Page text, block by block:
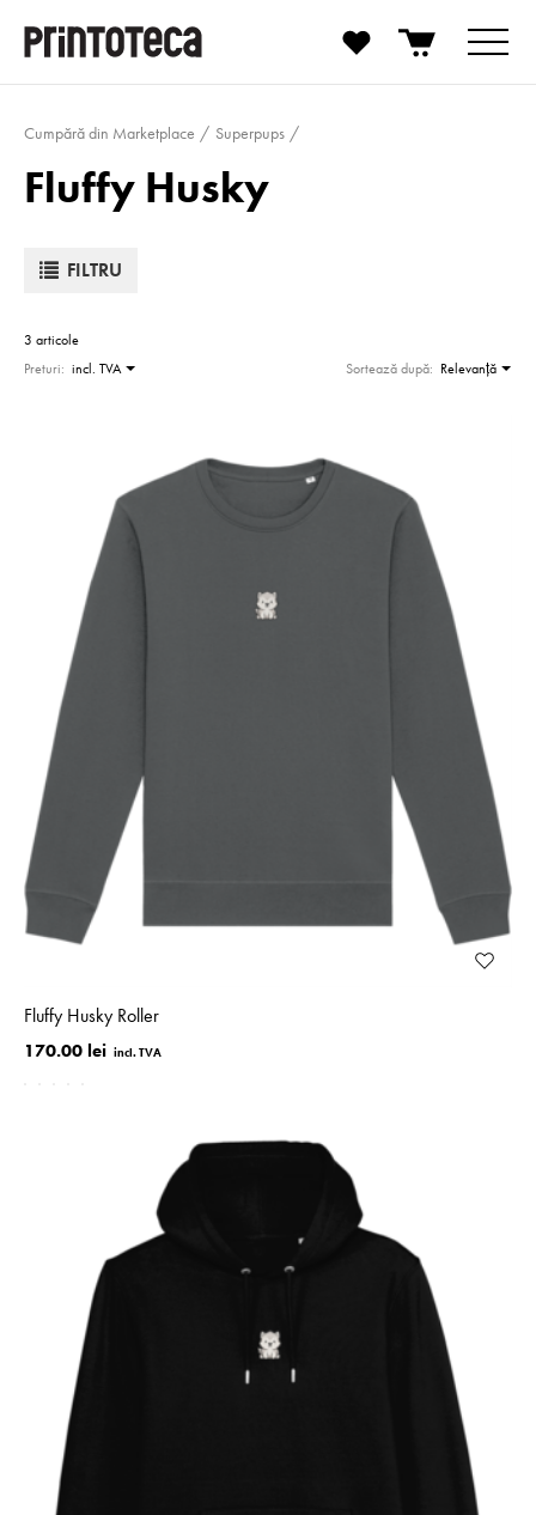
Cumpără din Marketplace Superpups
Fluffy Husky
FILTRU
3 articole
Preturi: incl. TVA Sortează după: Relevanţă
Fluffy Husky Roller
170.00 lei